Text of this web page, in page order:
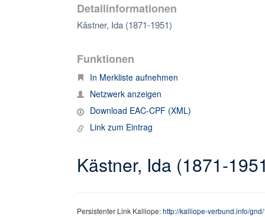
Detailinformationen
Kästner, Ida (1871-1951)
Funktionen
In Merkliste aufnehmen
Netzwerk anzeigen
Download EAC-CPF (XML)
Link zum Eintrag
Kästner, Ida (1871-
Persistenter Link Kalliope:http://kalliope-verbund.info/